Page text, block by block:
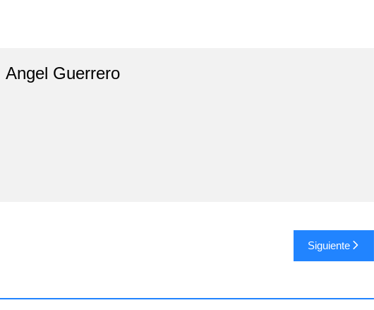
Angel Guerrero
Siguiente